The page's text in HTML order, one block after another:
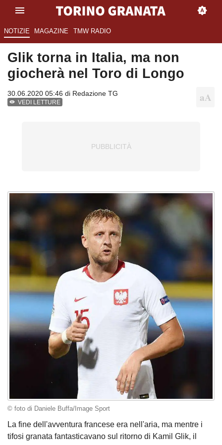
NOTIZIE MAGAZINE TMW RADIO
Glik torna in Italia, ma non
giocherà nel Toro di Longo
30.06.2020 05:46 di Redazione TG
VEDI LETTURE
© foto di Daniele Buffa/Image Sport
La fine dell'avventura francese era nell'aria, ma mentre i
tifosi granata fantasticavano sul ritorno di Kamil Glik, il